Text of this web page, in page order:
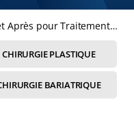
pour Traitements Dentaires
CHIRURGIE PLASTIQUE
BARIATRIQUE